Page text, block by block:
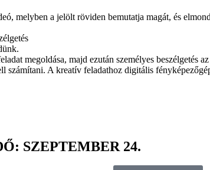
melyben a jelölt röviden bemutatja magát, és
megoldása, majd ezután személyes beszélgetés
számítani. A kreatív feladathoz digitális
SZEPTEMBER 24.